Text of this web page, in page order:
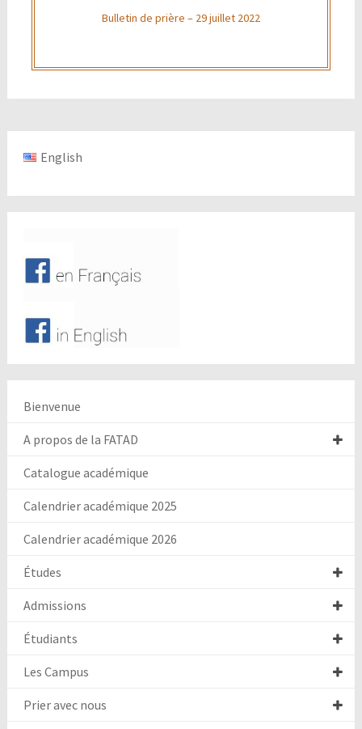
Bulletin de prière – 29 juillet 2022
English
Bienvenue
A propos de la FATAD
Catalogue académique
Calendrier académique 2025
Calendrier académique 2026
Études
Admissions
Étudiants
Les Campus
Prier avec nous